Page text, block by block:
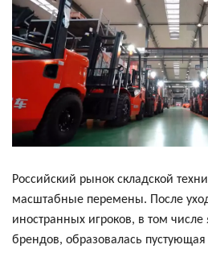
Российский рынок складской
масштабные перемены. После
иностранных игроков, в том числе
брендов, образовалась